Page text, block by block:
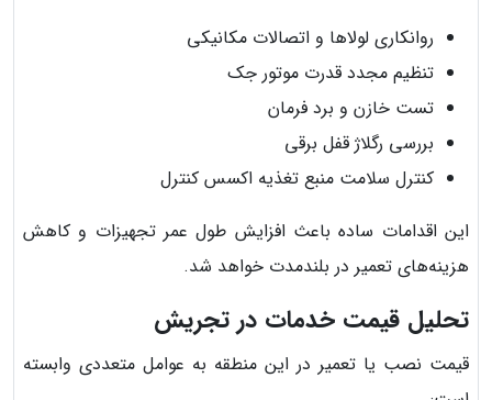
روانکاری لولاها و اتصالات مکانیکی
تنظیم مجدد قدرت موتور جک
تست خازن و برد فرمان
بررسی رگلاژ قفل برقی
کنترل سلامت منبع تغذیه اکسس کنترل
این اقدامات ساده باعث افزایش طول عمر تجهیزات و کاهش
هزینه‌های تعمیر در بلندمدت خواهد شد.
تحلیل قیمت خدمات در تجریش
قیمت نصب یا تعمیر در این منطقه به عوامل متعددی وابسته